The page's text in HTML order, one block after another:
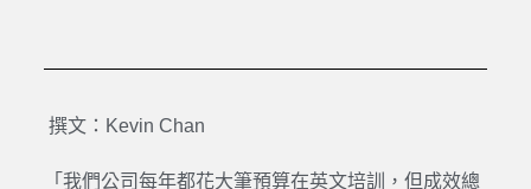
撰文：Kevin Chan
「我們公司每年都花大筆預算在英文培訓，但成效總